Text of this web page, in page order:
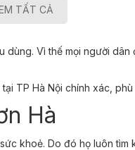
TẤT CẢ
Vì thế mọi người dân
TP Hà Nội chính xác,
Hà
khoẻ. Do đó họ luôn